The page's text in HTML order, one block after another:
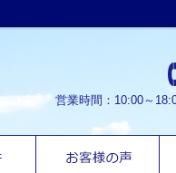
営業時間：10:00～